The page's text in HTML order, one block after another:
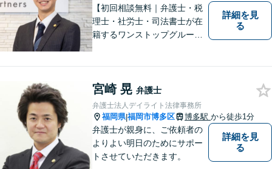
【初回相談無料｜弁護士・税
理士・社労士・司法書士が在
籍するワンストップグルー
等複数士業の知識が必要な案
件を一括して対応。九州トッ
プクラスの豊富な実績。
詳細を見
る
宮崎 晃 弁護士
弁護士法人デイライト法律事務所
福岡県|福岡市博多区 博多駅 から徒歩1分
弁護士が親身に、ご依頼者の
よりよい明日のためにサポー
トさせていただきます。
詳細を見
る